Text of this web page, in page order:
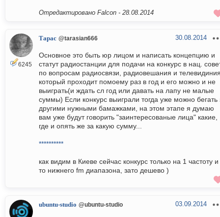
Отредактировано Falcon - 28.08.2014
6245
Тарас @tarasian666 30.08.2014
Основное это быть юр лицом и написать концепцию и
статут радиостанции для подачи на конкурс в нац.
по вопросам радиосвязи, радиовешания и
который проходит помоему раз в год и его можно и не
выиграть(и ждать сл год или давать на лапу не малые
суммы) Если конкурс выиграли тогда уже можно бегать
другими нужными бамажками, на этом этапе я думаю
вам уже будут говорить "заинтересованые лица" какие,
где и опять же за какую сумму...
**********
как видим в Киеве сейчас конкурс только на 1 частоту и
то нижнего fm диапазона, зато дешево )
ubuntu-studio @ubuntu-studio 03.09.2014